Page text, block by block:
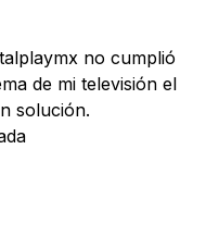
no cumplió
de mi televisión el
solución.